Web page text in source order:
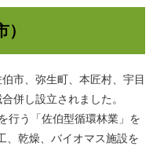
市、弥生町、本匠村、宇目
併し設立されました。
行う「佐伯型循環林業」を
、乾燥、バイオマス施設を